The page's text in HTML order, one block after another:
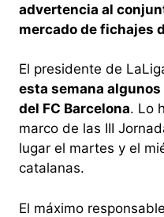
advertencia al
mercado de fichajes
El presidente de
esta semana
del FC Barcelona. Lo
marco de las III
lugar el martes y el
catalanas.
El máximo